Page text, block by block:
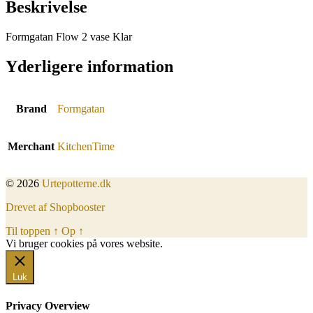
Beskrivelse
Formgatan Flow 2 vase Klar
Yderligere information
Brand Formgatan
Merchant KitchenTime
© 2026 Urtepotterne.dk
Drevet af Shopbooster
Til toppen ↑ Op ↑
Vi bruger cookies på vores website.
Luk
Privacy Overview